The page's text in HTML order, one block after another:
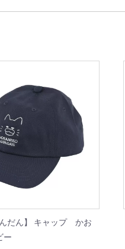
んだん】 キャップ かお
ー